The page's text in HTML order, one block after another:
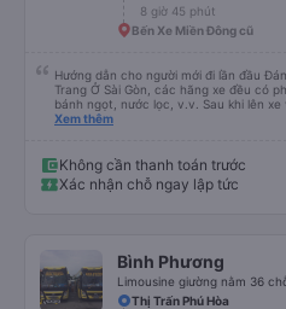
dừng xe thường xuyên theo lịch trình,
đường này một lần nữa vào tuần tới.
8 giờ 45 phút
Bến Xe Miền Đông cũ
Hướng dẫn cho người mới đi lần đầu
Trang Ở Sài Gòn, các hãng xe đều có
bánh ngọt, nước lọc, v.v. Sau khi lên
Nha Trang. Ở Nha Trang, các hãng xe
(nên dùng Google Translate và đưa
đón. Bạn không nên tin những người
Nói về chất lượng xe thì tuyệt vời, xe
Xem thêm
Không cần thanh toán trước
Xác nhận chỗ ngay lập tức
Bình Phương
Limousine giường nằm 36
Thị Trấn Phú Hòa